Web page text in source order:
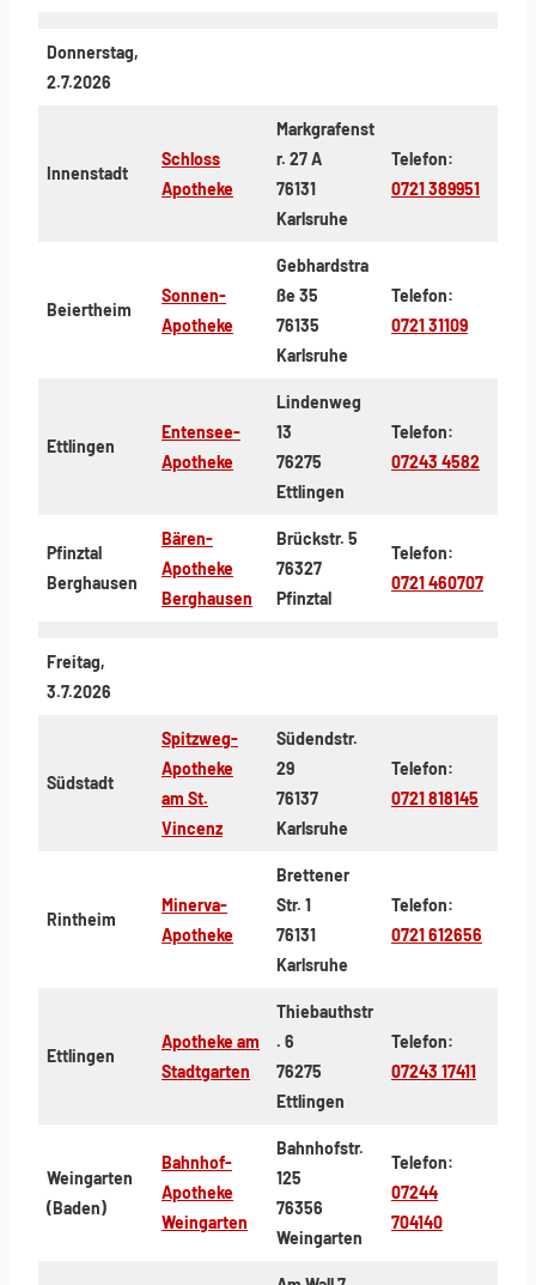
Donnerstag,
2.7.2026
Innenstadt
Schloss
Apotheke
Markgrafenst
r. 27 A
76131
Karlsruhe
Telefon:
0721 389951
Beiertheim
Sonnen-
Apotheke
Gebhardstra
ße 35
76135
Karlsruhe
Telefon:
0721 31109
Ettlingen
Entensee-
Apotheke
Lindenweg
13
76275
Ettlingen
Telefon:
07243 4582
Pfinztal
Berghausen
Bären-
Apotheke
Berghausen
Brückstr. 5
76327
Pfinztal
Telefon:
0721 460707
Freitag,
3.7.2026
Südstadt
Spitzweg-
Apotheke
am St.
Vincenz
Südendstr.
29
76137
Karlsruhe
Telefon:
0721 818145
Rintheim
Minerva-
Apotheke
Brettener
Str. 1
76131
Karlsruhe
Telefon:
0721 612656
Ettlingen
Apotheke am
Stadtgarten
Thiebauthstr
. 6
76275
Ettlingen
Telefon:
07243 17411
Weingarten
(Baden)
Bahnhof-
Apotheke
Weingarten
Bahnhofstr.
125
76356
Weingarten
Telefon:
07244
704140